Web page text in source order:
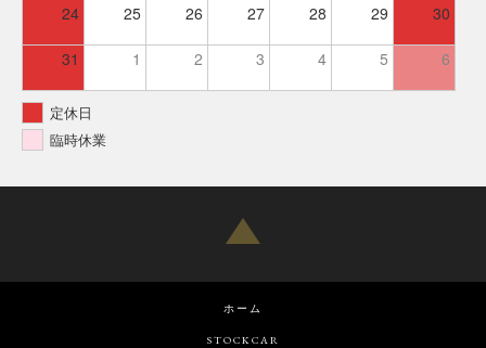
24 25 26 27 28 29 30
31 1 2 3 4 5 6
定休日
臨時休業
ホーム
STOCKCAR